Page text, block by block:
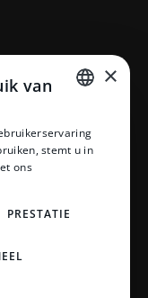
DUTCH
×
van
stemt u in
ons
PRESTATIE